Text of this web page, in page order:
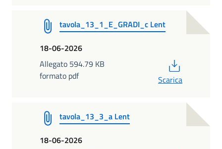
tavola_13_1_E_GRADI_c Lent
18-06-2026
Allegato 594.79 KB
formato pdf
Scarica
tavola_13_3_a Lent
18-06-2026